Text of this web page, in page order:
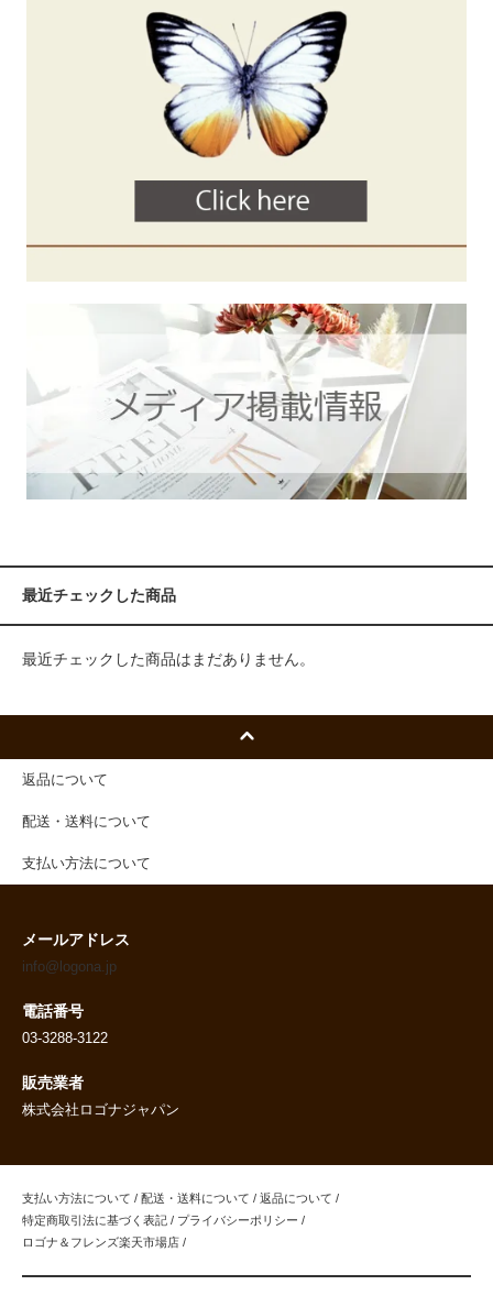
最近チェックした商品
最近チェックした商品はまだありません。
返品について
配送・送料について
支払い方法について
メールアドレス
info@logona.jp
電話番号
03-3288-3122
販売業者
株式会社ロゴナジャパン
支払い方法について / 配送・送料について / 返品について /
特定商取引法に基づく表記 / プライバシーポリシー /
ロゴナ＆フレンズ楽天市場店 /